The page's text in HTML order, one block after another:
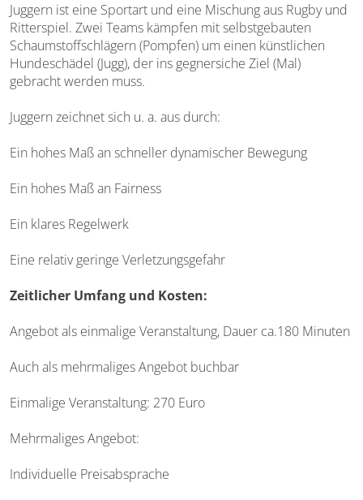
Juggern ist eine Sportart und eine Mischung aus Rugby und
Ritterspiel. Zwei Teams kämpfen mit selbstgebauten
Schaumstoffschlägern (Pompfen) um einen künstlichen
Hundeschädel (Jugg), der ins gegnersiche Ziel (Mal)
gebracht werden muss.
Juggern zeichnet sich u. a. aus durch:
Ein hohes Maß an schneller dynamischer Bewegung
Ein hohes Maß an Fairness
Ein klares Regelwerk
Eine relativ geringe Verletzungsgefahr
Zeitlicher Umfang und Kosten:
Angebot als einmalige Veranstaltung, Dauer ca.180 Minuten
Auch als mehrmaliges Angebot buchbar
Einmalige Veranstaltung: 270 Euro
Mehrmaliges Angebot:
Individuelle Preisabsprache